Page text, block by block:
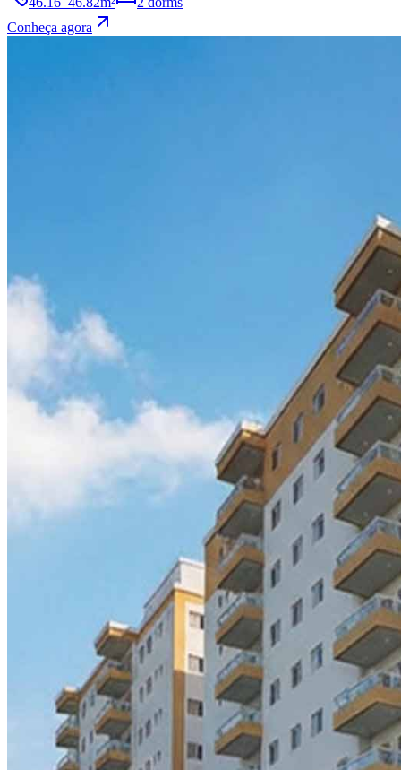
Conheça agora